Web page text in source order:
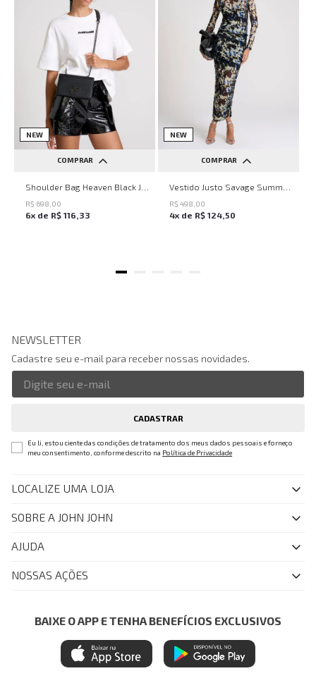
NEW
COMPRAR
UN
R$ 698 00
6x de R$ 116 33
NEW
COMPRAR
PP P M G
R$ 498 00
4x de R$ 124 50
NEWSLETTER
Cadastre seu e-mail para receber nossas novidades.
CADASTRAR
Eu li, estou ciente das condições de tratamento dos meus dados pessoais e forneço
meu consentimento, conforme descrito na Política de Privacidade
LOCALIZE UMA LOJA
SOBRE A JOHN JOHN
Quem Somos
John John Club
Painel de Privacidade
Central de Preferências
Ética e Sustentabilidade
AJUDA
FAQ
Regulamentos
Seja um Revendedor
NOSSAS AÇÕES
Azul Fidelidade
Mastercard
Itau Personnalite
BAIXE O APP E TENHA BENEFÍCIOS EXCLUSIVOS